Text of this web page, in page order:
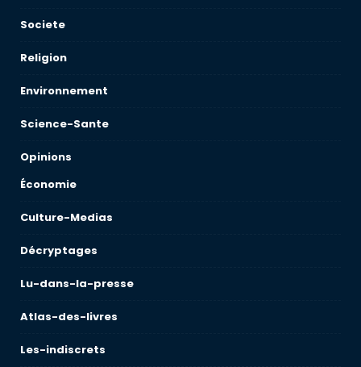
Societe
Religion
Environnement
Science-Sante
Opinions
Économie
Culture-Medias
Décryptages
Lu-dans-la-presse
Atlas-des-livres
Les-indiscrets